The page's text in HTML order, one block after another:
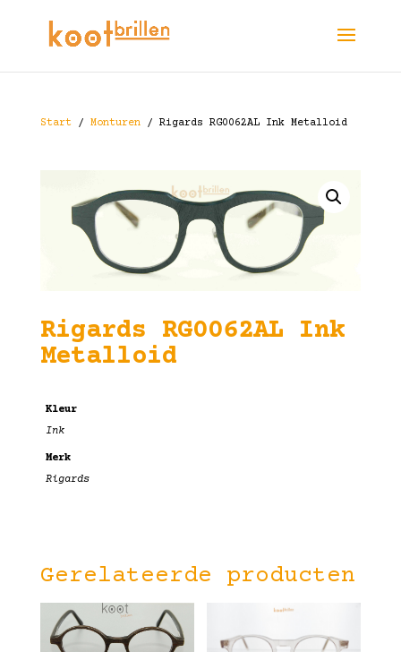
Start/ Monturen/ Rigards RG0062AL Ink Metalloid
Rigards RG0062AL Ink
Metalloid
Kleur
Ink
Merk
Rigards
Gerelateerde producten